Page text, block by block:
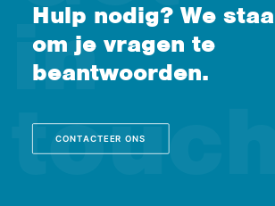
Hulp nodig? We
om je vragen te
beantwoorden.
CONTACTEER ONS